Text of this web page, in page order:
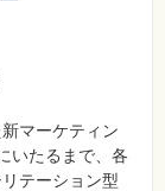
マーケティン
いたるまで、各
テーション型